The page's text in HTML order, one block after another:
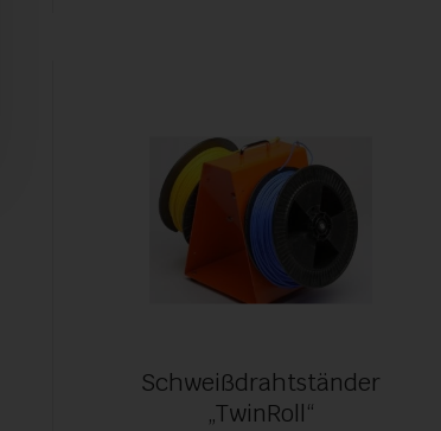
Schweißdrahtständer
„TwinRoll“